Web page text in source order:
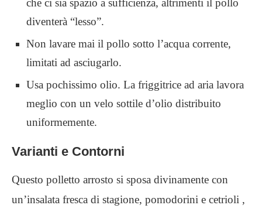
che ci sia spazio a sufficienza, altrimenti il pollo
diventerà “lesso”.
Non lavare mai il pollo sotto l’acqua corrente,
limitati ad asciugarlo.
Usa pochissimo olio. La friggitrice ad aria lavora
meglio con un velo sottile d’olio distribuito
uniformemente.
Varianti e Contorni
Questo polletto arrosto si sposa divinamente con
un’insalata fresca di stagione, pomodorini e cetrioli ,